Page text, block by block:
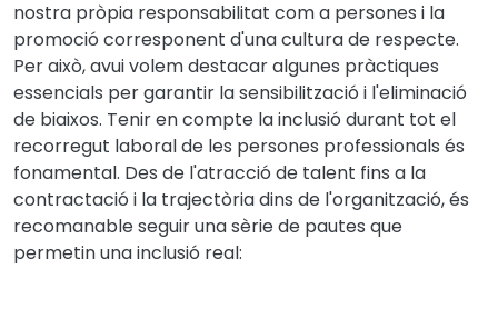
nostra pròpia responsabilitat com a persones i la
promoció corresponent d'una cultura de respecte.
Per això, avui volem destacar algunes pràctiques
essencials per garantir la sensibilització i l'eliminació
de biaixos. Tenir en compte la inclusió durant tot el
recorregut laboral de les persones professionals és
fonamental. Des de l'atracció de talent fins a la
contractació i la trajectòria dins de l'organització, és
recomanable seguir una sèrie de pautes que
permetin una inclusió real: